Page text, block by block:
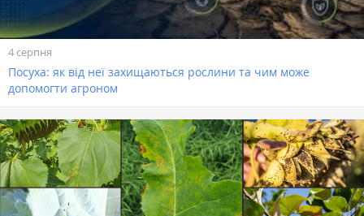
4 серпня
Посуха: як від неї захищаються рослини та чим може
допомогти агроном